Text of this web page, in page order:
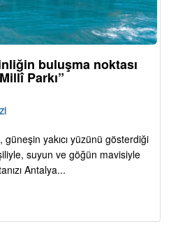
buluşma noktası
Parkı”
yakıcı yüzünü gösterdiği
suyun ve göğün mavisiyle
Antalya...